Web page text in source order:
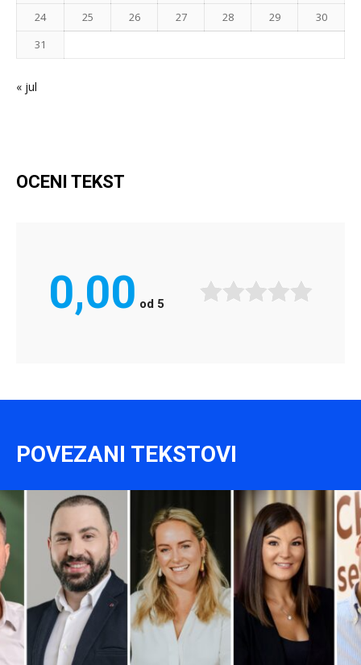
24
25 26 27 28 29
30
31
« jul
OCENI TEKST
0,00 od 5
POVEZANI TEKSTOVI